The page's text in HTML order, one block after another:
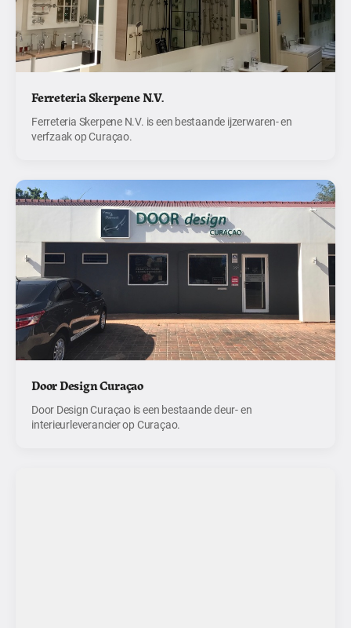
Ferreteria Skerpene N.V.
Ferreteria Skerpene N.V. is een bestaande ijzerwaren- en
verfzaak op Curaçao.
Door Design Curaçao
Door Design Curaçao is een bestaande deur- en
interieurleverancier op Curaçao.